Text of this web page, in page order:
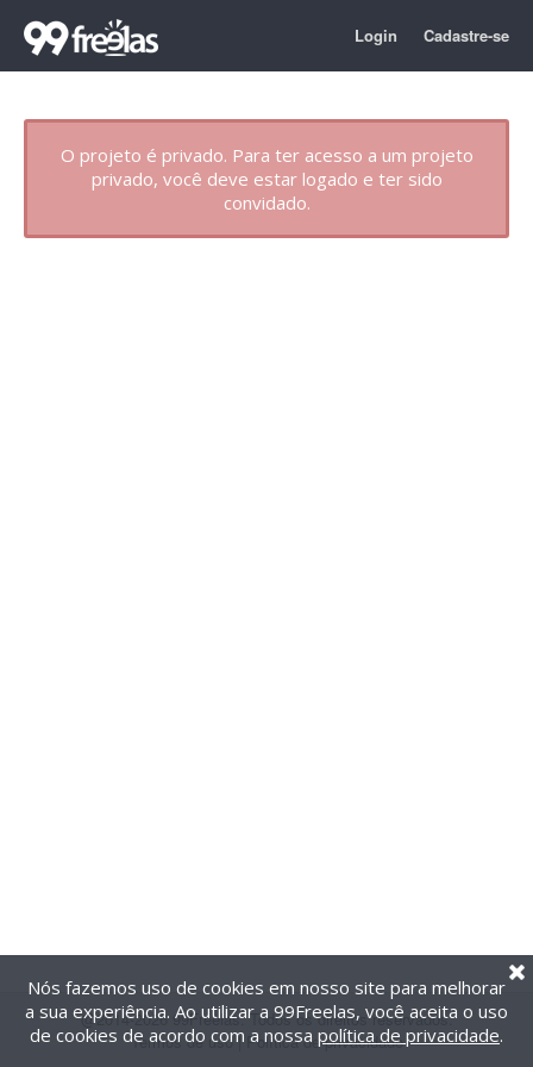
Login Cadastre-se
O projeto é privado. Para ter acesso a um projeto
privado, você deve estar logado e ter sido
convidado.
@2014-2026 99Freelas. Todos os direitos reservados.
Termos de uso| Política de privacidade
Nós fazemos uso de cookies em nosso site para melhorar
a sua experiência. Ao utilizar a 99Freelas, você aceita o uso
de cookies de acordo com a nossa política de privacidade.